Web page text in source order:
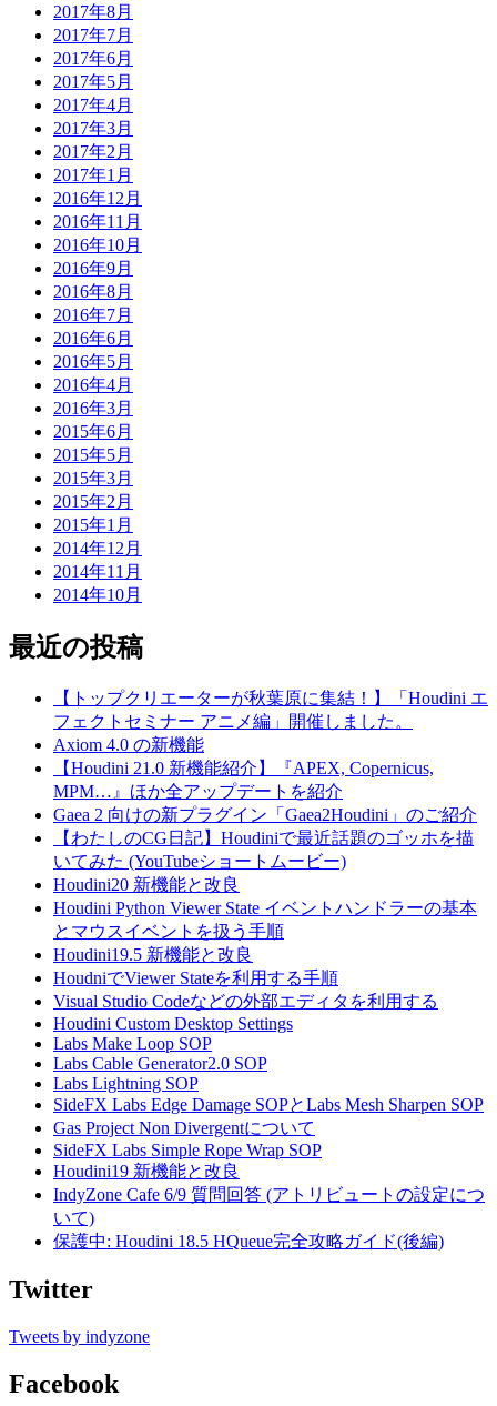
2017年8月
2017年7月
2017年6月
2017年5月
2017年4月
2017年3月
2017年2月
2017年1月
2016年12月
2016年11月
2016年10月
2016年9月
2016年8月
2016年7月
2016年6月
2016年5月
2016年4月
2016年3月
2015年6月
2015年5月
2015年3月
2015年2月
2015年1月
2014年12月
2014年11月
2014年10月
最近の投稿
【トップクリエーターが秋葉原に集結！】「Houdini エ
フェクトセミナー アニメ編」開催しました。
Axiom 4.0 の新機能
【Houdini 21.0 新機能紹介】『APEX, Copernicus,
MPM…』ほか全アップデートを紹介
Gaea 2 向けの新プラグイン「Gaea2Houdini」のご紹介
【わたしのCG日記】Houdiniで最近話題のゴッホを描
いてみた (YouTubeショートムービー)
Houdini20 新機能と改良
Houdini Python Viewer State イベントハンドラーの基本
とマウスイベントを扱う手順
Houdini19.5 新機能と改良
HoudniでViewer Stateを利用する手順
Visual Studio Codeなどの外部エディタを利用する
Houdini Custom Desktop Settings
Labs Make Loop SOP
Labs Cable Generator2.0 SOP
Labs Lightning SOP
SideFX Labs Edge Damage SOPとLabs Mesh Sharpen SOP
Gas Project Non Divergentについて
SideFX Labs Simple Rope Wrap SOP
Houdini19 新機能と改良
IndyZone Cafe 6/9 質問回答 (アトリビュートの設定につ
いて)
保護中: Houdini 18.5 HQueue完全攻略ガイド(後編)
Twitter
Tweets by indyzone
Facebook